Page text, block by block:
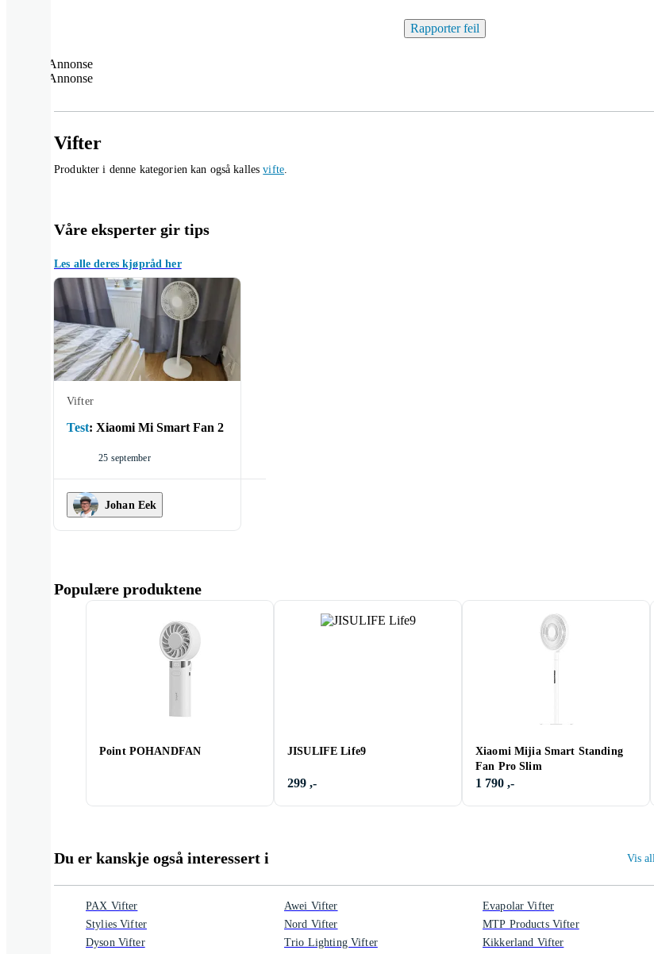
Rapporter feil
Annonse
Annonse
Vifter
Produkter i denne kategorien kan også kallesvifte.
Våre eksperter gir tips
Les alle deres kjøpråd her
Vifter
Test: Xiaomi Mi Smart Fan 2
25 september
Johan Eek
Populære produktene
Point POHANDFAN JISULIFE Life9
299 ,-
Xiaomi Mijia Smart Standing
Fan Pro Slim
1 790 ,-
Du er kanskje også interessert i Vis
PAX Vifter
Stylies Vifter
Dyson Vifter
Awei Vifter
Nord Vifter
Trio Lighting Vifter
Evapolar Vifter
MTP Products Vifter
Kikkerland Vifter